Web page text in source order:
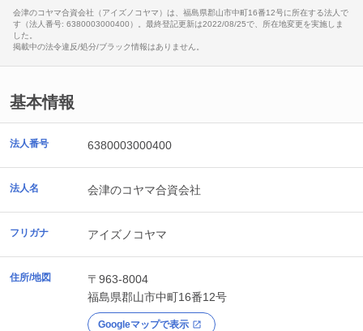
会津のコヤマ合資会社（アイズノコヤマ）は、福島県郡山市中町16番12号に所在する法人で
す（法人番号: 6380003000400）。最終登記更新は2022/08/25で、所在地変更を実施しま
した。
掲載中の法令違反/処分/ブラック情報はありません。
基本情報
法人番号 6380003000400
法人名 会津のコヤマ合資会社
フリガナ アイズノコヤマ
住所/地図
〒963-8004
福島県郡山市中町16番12号
Googleマップで表示